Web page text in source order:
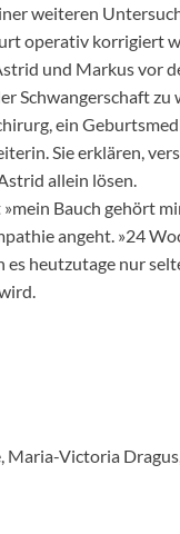
weiteren
operativ korrigiert
und Markus vor
Schwangerschaft zu
ein
Sie erklären,
allein lösen.
Bauch gehört
angeht. »24
es heutzutage nur
Maria-Victoria